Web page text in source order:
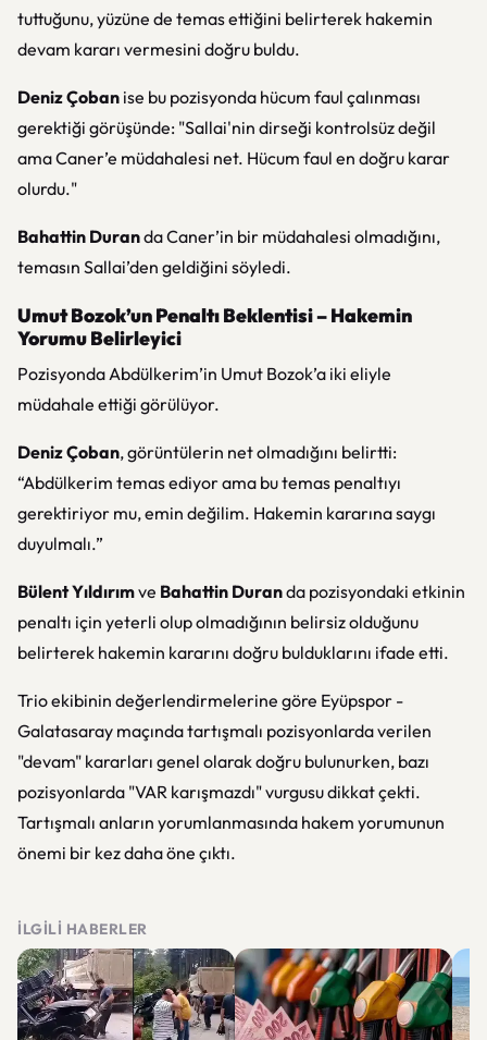
tuttuğunu, yüzüne de temas ettiğini belirterek hakemin
devam kararı vermesini doğru buldu.
Deniz Çoban ise bu pozisyonda hücum faul çalınması
gerektiği görüşünde: "Sallai'nin dirseği kontrolsüz değil
ama Caner’e müdahalesi net. Hücum faul en doğru karar
olurdu."
Bahattin Duranda Caner’in bir müdahalesi olmadığını,
temasın Sallai’den geldiğini söyledi.
Umut Bozok’un Penaltı Beklentisi – Hakemin
Yorumu Belirleyici
Pozisyonda Abdülkerim’in Umut Bozok’a iki eliyle
müdahale ettiği görülüyor.
Deniz Çoban, görüntülerin net olmadığını belirtti:
“Abdülkerim temas ediyor ama bu temas penaltıyı
gerektiriyor mu, emin değilim. Hakemin kararına saygı
duyulmalı.”
Bülent Yıldırımve Bahattin Duranda pozisyondaki etkinin
penaltı için yeterli olup olmadığının belirsiz olduğunu
belirterek hakemin kararını doğru bulduklarını ifade etti.
Trio ekibinin değerlendirmelerine göre Eyüpspor -
Galatasaray maçında tartışmalı pozisyonlarda verilen
"devam" kararları genel olarak doğru bulunurken, bazı
pozisyonlarda "VAR karışmazdı" vurgusu dikkat çekti.
Tartışmalı anların yorumlanmasında hakem yorumunun
önemi bir kez daha öne çıktı.
İLGILI HABERLER